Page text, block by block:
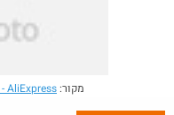
מקור: AliExpress